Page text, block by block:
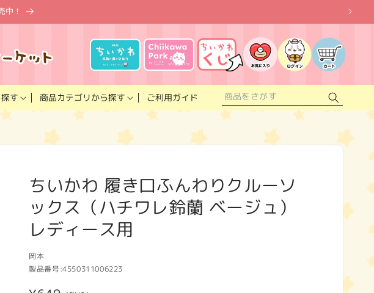
中！
す 商品カテゴリから探す ご利用ガイド
入
り
ス
ト
グ
イ
カ
ー
ト
ちいかわ 履き口ふんわりクルーソ
ックス（ハチワレ鈴蘭 ベージュ）
レディース用
岡本
製品番号:4550311006223